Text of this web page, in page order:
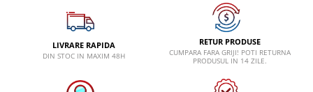
LIVRARE RAPIDA
DIN STOC IN MAXIM 48H
RETUR PRODUSE
CUMPARA FARA GRIJI! POTI RETURNA
PRODUSUL IN 14 ZILE.